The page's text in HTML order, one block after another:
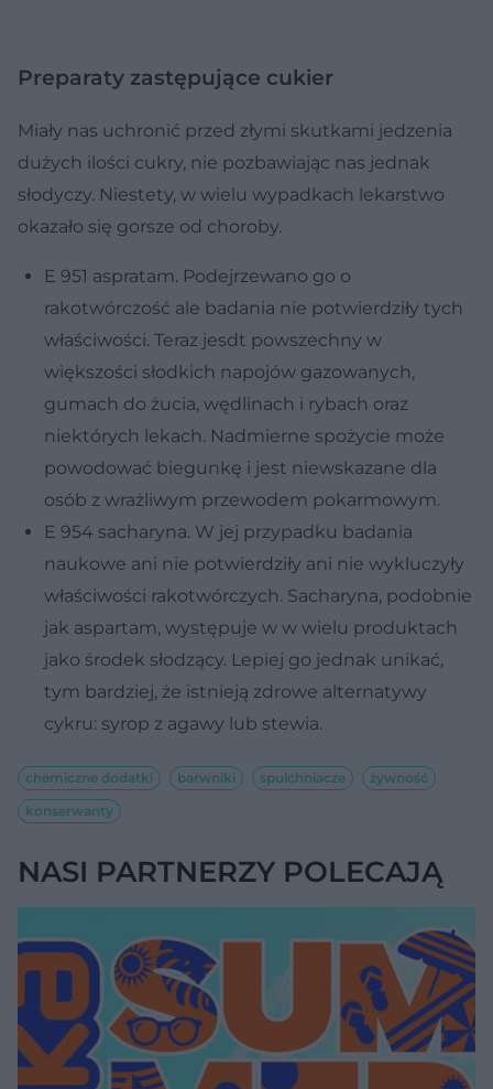
Preparaty zastępujące cukier
Miały nas uchronić przed złymi skutkami jedzenia
dużych ilości cukry, nie pozbawiając nas jednak
słodyczy. Niestety, w wielu wypadkach lekarstwo
okazało się gorsze od choroby.
E 951 aspratam. Podejrzewano go o
rakotwórczość ale badania nie potwierdziły tych
właściwości. Teraz jesdt powszechny w
większości słodkich napojów gazowanych,
gumach do żucia, wędlinach i rybach oraz
niektórych lekach. Nadmierne spożycie może
powodować biegunkę i jest niewskazane dla
osób z wrażliwym przewodem pokarmowym.
E 954 sacharyna. W jej przypadku badania
naukowe ani nie potwierdziły ani nie wykluczyły
właściwości rakotwórczych. Sacharyna, podobnie
jak aspartam, występuje w w wielu produktach
jako środek słodzący. Lepiej go jednak unikać,
tym bardziej, że istnieją zdrowe alternatywy
cykru: syrop z agawy lub stewia.
chemiczne dodatki barwniki spulchniacze
żywność
konserwanty
NASI PARTNERZY POLECAJĄ